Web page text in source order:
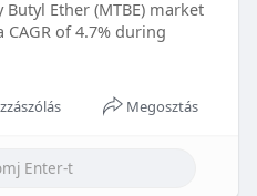
Ether (MTBE) market
of 4.7% during
Megosztás